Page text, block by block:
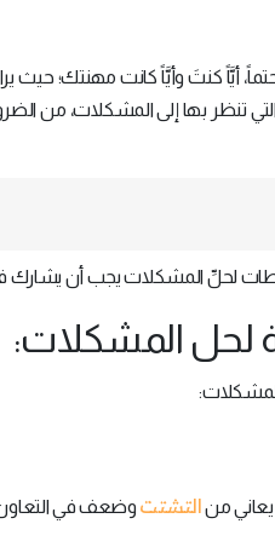
أيَّاً كنتَ وأيَّاً كانت مهنتك؛ حيث
تنظر بها إلى المشكلات، من
منالتشتت وضعف في التعاون،